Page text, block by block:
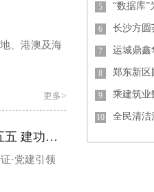
、港澳及海
更多>
中建新疆建工西南公司举办“建证 党建引领 季度攻坚”主题活动暨“聚力十五五 建功新征程”劳动竞赛启动仪式
·党建引领
5
6
7
8
9
10